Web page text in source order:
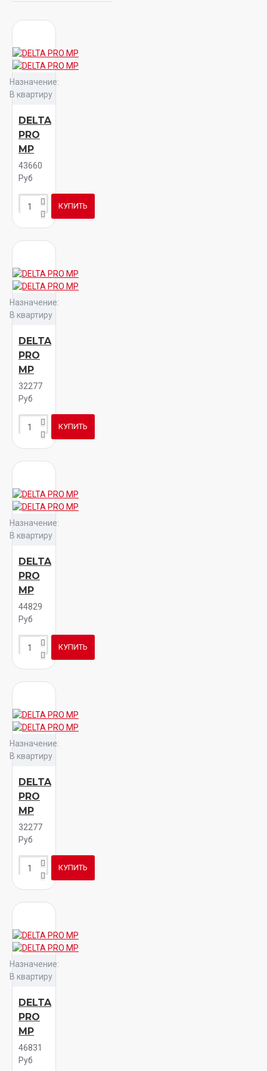
Назначение:
В квартиру
DELTA
PRO
MP
43660
Руб
КУПИТЬ
Назначение:
В квартиру
DELTA
PRO
MP
32277
Руб
КУПИТЬ
Назначение:
В квартиру
DELTA
PRO
MP
44829
Руб
КУПИТЬ
Назначение:
В квартиру
DELTA
PRO
MP
32277
Руб
КУПИТЬ
Назначение:
В квартиру
DELTA
PRO
MP
46831
Руб